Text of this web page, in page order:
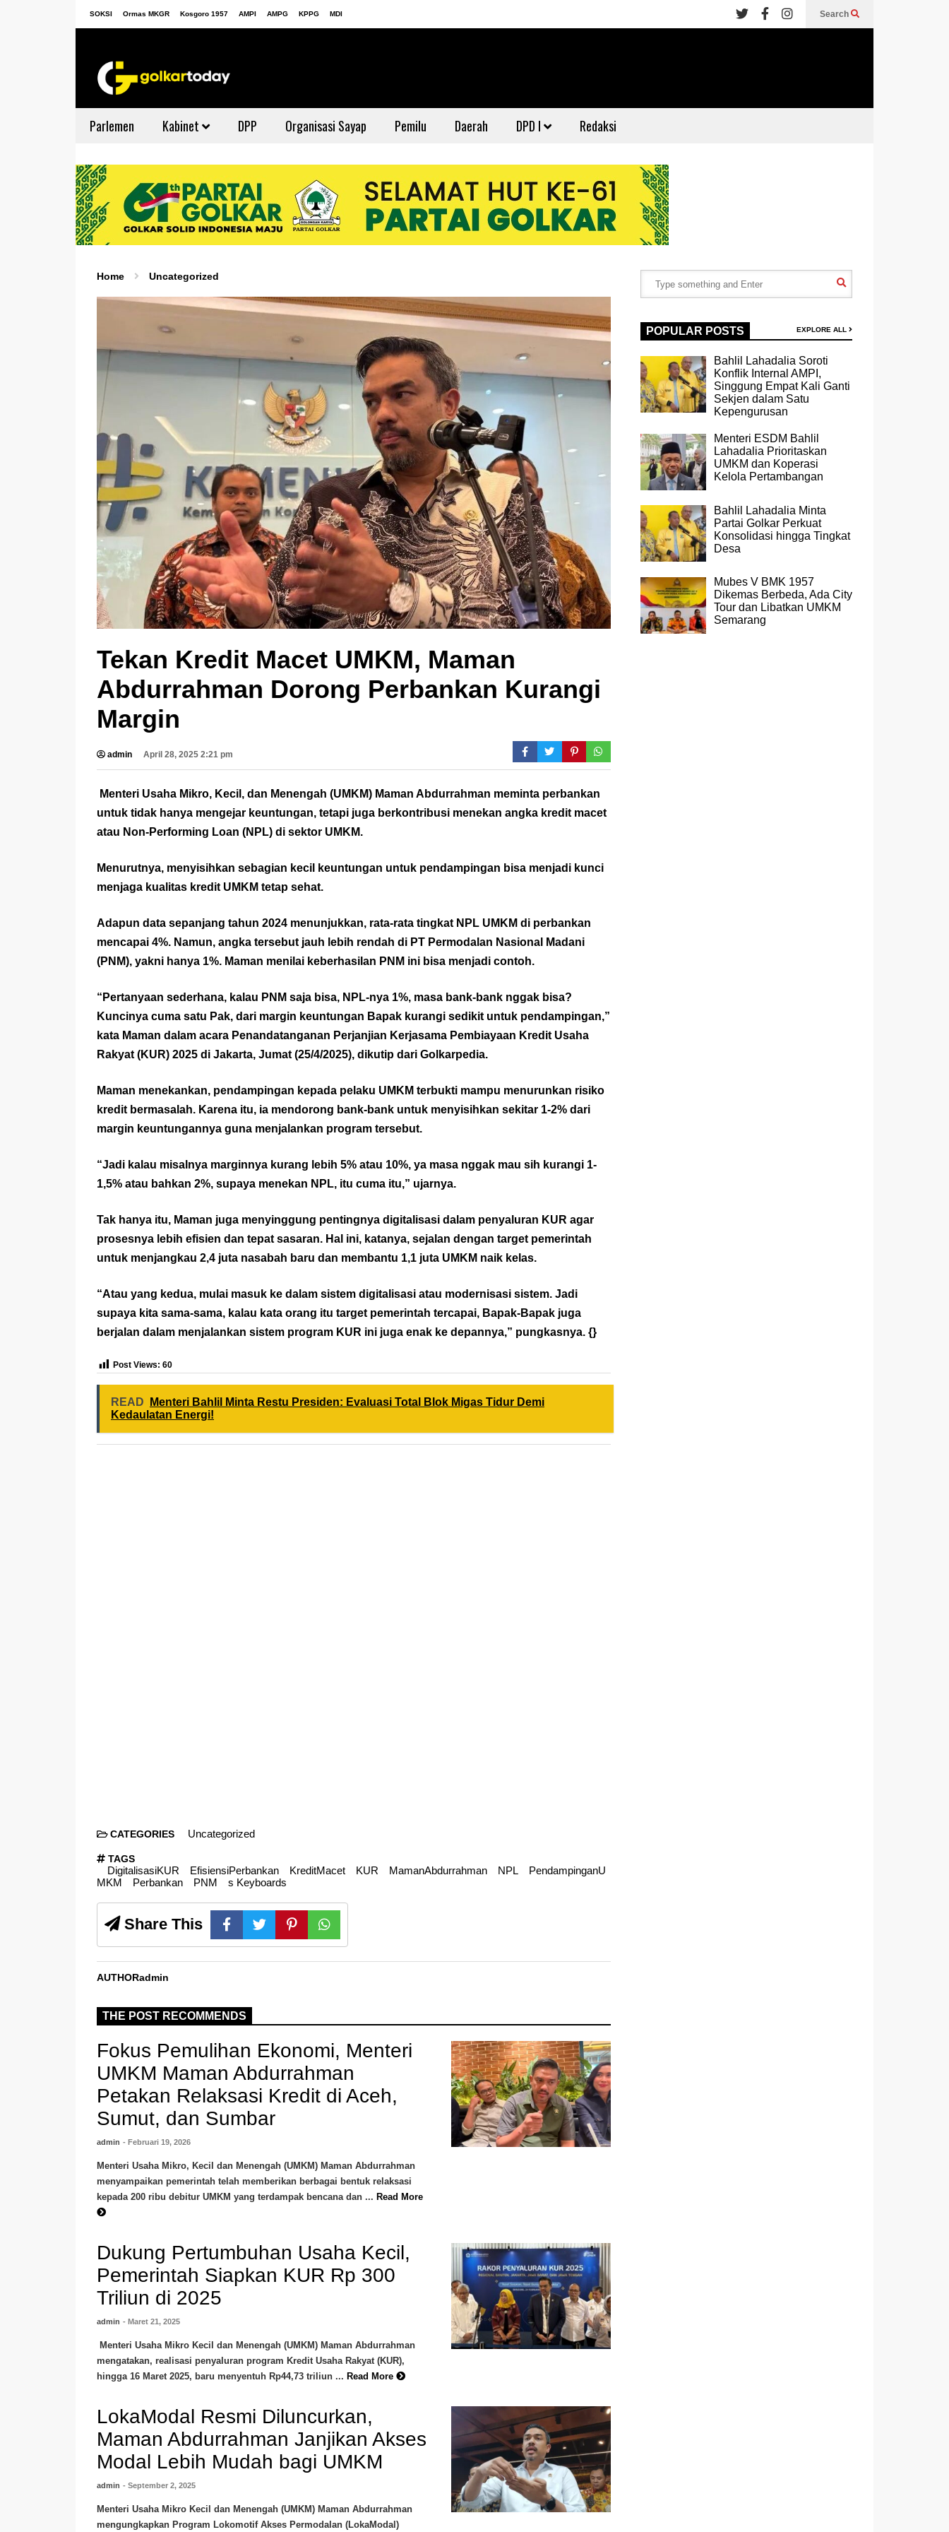
SOKSI Ormas MKGR Kosgoro 1957 AMPI AMPG KPPG MDI Search
Parlemen Kabinet DPP Organisasi Sayap Pemilu Daerah DPD I Redaksi
Home Uncategorized
Tekan Kredit Macet UMKM, Maman
Abdurrahman Dorong Perbankan Kurangi
Margin
admin April 28, 2025 2:21 pm
Menteri Usaha Mikro, Kecil, dan Menengah (UMKM) Maman Abdurrahman meminta perbankan
untuk tidak hanya mengejar keuntungan, tetapi juga berkontribusi menekan angka kredit macet
atau Non-Performing Loan (NPL) di sektor UMKM.
Menurutnya, menyisihkan sebagian kecil keuntungan untuk pendampingan bisa menjadi kunci
menjaga kualitas kredit UMKM tetap sehat.
Adapun data sepanjang tahun 2024 menunjukkan, rata-rata tingkat NPL UMKM di perbankan
mencapai 4%. Namun, angka tersebut jauh lebih rendah di PT Permodalan Nasional Madani
(PNM), yakni hanya 1%. Maman menilai keberhasilan PNM ini bisa menjadi contoh.
“Pertanyaan sederhana, kalau PNM saja bisa, NPL-nya 1%, masa bank-bank nggak bisa?
Kuncinya cuma satu Pak, dari margin keuntungan Bapak kurangi sedikit untuk pendampingan,”
kata Maman dalam acara Penandatanganan Perjanjian Kerjasama Pembiayaan Kredit Usaha
Rakyat (KUR) 2025 di Jakarta, Jumat (25/4/2025), dikutip dari Golkarpedia.
Maman menekankan, pendampingan kepada pelaku UMKM terbukti mampu menurunkan risiko
kredit bermasalah. Karena itu, ia mendorong bank-bank untuk menyisihkan sekitar 1-2% dari
margin keuntungannya guna menjalankan program tersebut.
“Jadi kalau misalnya marginnya kurang lebih 5% atau 10%, ya masa nggak mau sih kurangi 1-
1,5% atau bahkan 2%, supaya menekan NPL, itu cuma itu,” ujarnya.
Tak hanya itu, Maman juga menyinggung pentingnya digitalisasi dalam penyaluran KUR agar
prosesnya lebih efisien dan tepat sasaran. Hal ini, katanya, sejalan dengan target pemerintah
untuk menjangkau 2,4 juta nasabah baru dan membantu 1,1 juta UMKM naik kelas.
“Atau yang kedua, mulai masuk ke dalam sistem digitalisasi atau modernisasi sistem. Jadi
supaya kita sama-sama, kalau kata orang itu target pemerintah tercapai, Bapak-Bapak juga
berjalan dalam menjalankan sistem program KUR ini juga enak ke depannya,” pungkasnya. {}
Post Views: 60
READ
Menteri Bahlil Minta Restu Presiden: Evaluasi Total Blok Migas Tidur Demi
Kedaulatan Energi!
CATEGORIES Uncategorized
TAGS
DigitalisasiKUR EfisiensiPerbankan KreditMacet KUR MamanAbdurrahman NPL
PendampinganU
MKM
Perbankan PNM s Keyboards
Share This
AUTHORadmin
THE POST RECOMMENDS
Fokus Pemulihan Ekonomi, Menteri
UMKM Maman Abdurrahman
Petakan Relaksasi Kredit di Aceh,
Sumut, dan Sumbar
admin - Februari 19, 2026
Menteri Usaha Mikro, Kecil dan Menengah (UMKM) Maman Abdurrahman
menyampaikan pemerintah telah memberikan berbagai bentuk relaksasi
kepada 200 ribu debitur UMKM yang terdampak bencana dan ... Read More
Dukung Pertumbuhan Usaha Kecil,
Pemerintah Siapkan KUR Rp 300
Triliun di 2025
admin - Maret 21, 2025
Menteri Usaha Mikro Kecil dan Menengah (UMKM) Maman Abdurrahman
mengatakan, realisasi penyaluran program Kredit Usaha Rakyat (KUR),
hingga 16 Maret 2025, baru menyentuh Rp44,73 triliun ... Read More
LokaModal Resmi Diluncurkan,
Maman Abdurrahman Janjikan Akses
Modal Lebih Mudah bagi UMKM
admin - September 2, 2025
Menteri Usaha Mikro Kecil dan Menengah (UMKM) Maman Abdurrahman
mengungkapkan Program Lokomotif Akses Permodalan (LokaModal)
POPULAR POSTS EXPLORE ALL
Bahlil Lahadalia Soroti
Konflik Internal AMPI,
Singgung Empat Kali Ganti
Sekjen dalam Satu
Kepengurusan
Menteri ESDM Bahlil
Lahadalia Prioritaskan
UMKM dan Koperasi
Kelola Pertambangan
Bahlil Lahadalia Minta
Partai Golkar Perkuat
Konsolidasi hingga Tingkat
Desa
Mubes V BMK 1957
Dikemas Berbeda, Ada City
Tour dan Libatkan UMKM
Semarang